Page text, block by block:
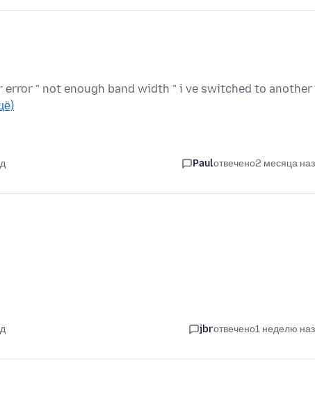
" not enough band width " i ve switched to another
Paulотвечено2 месяца
jbrотвечено1 неделю